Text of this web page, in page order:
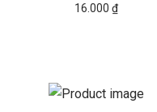
16.000 ₫